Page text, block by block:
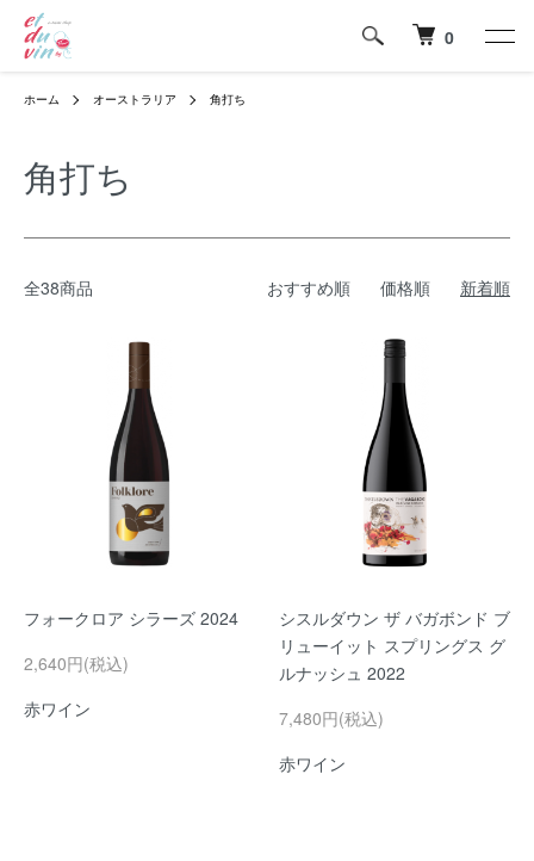
0
ホーム オーストラリア 角打ち
角打ち
全38商品 おすすめ順 価格順 新着順
フォークロア シラーズ 2024
2,640円(税込)
赤ワイン
シスルダウン ザ バガボンド ブ
リューイット スプリングス グ
ルナッシュ 2022
7,480円(税込)
赤ワイン